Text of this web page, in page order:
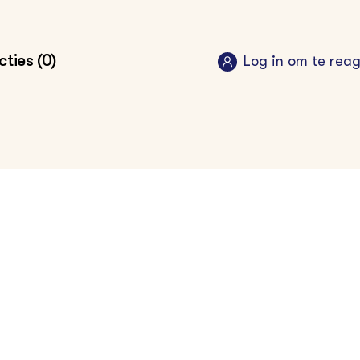
(0) Log in om te